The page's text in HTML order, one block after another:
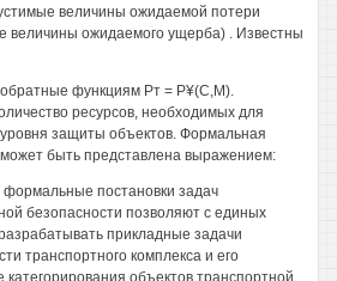
величины ожидаемой потери
величины ожидаемого ущерба) . Известны
функциям Рт = Р¥(С,М).
ресурсов, необходимых для
защиты объектов. Формальная
может быть представлена выражением:
постановки задач
безопасности позволяют с единых
прикладные задачи
транспортного комплекса и его
объектов транспортной